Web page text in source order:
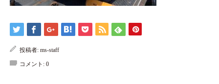
投稿者: ms-staff
コメント: 0